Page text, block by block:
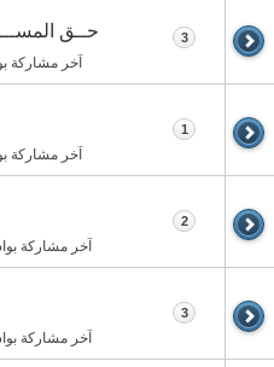
حــق
آخر مشاركة
3
آخر مشاركة
1
آخر مشاركة
2
آخر مشاركة
3